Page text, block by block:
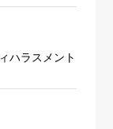
ハラスメント